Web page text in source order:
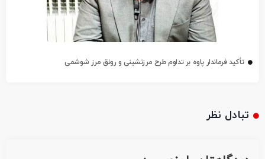
تأکید فرماندار پاوه بر تداوم طرح مرزنشینی و رونق مرز شوشمی
تبادل نظر